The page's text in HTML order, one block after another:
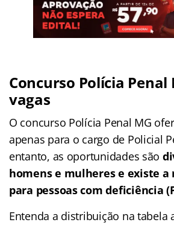
Concurso Polícia Penal
vagas
O concurso Polícia Penal MG
apenas para o cargo de Policial
entanto, as oportunidades são
homens e mulheres e existe a
para pessoas com deficiência
Entenda a distribuição na tabela